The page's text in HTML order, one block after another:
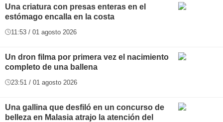
Una criatura con presas enteras en el
estómago encalla en la costa
11:53 / 01 agosto 2026
Un dron filma por primera vez el nacimiento
completo de una ballena
23:51 / 01 agosto 2026
Una gallina que desfiló en un concurso de
belleza en Malasia atrajo la atención del